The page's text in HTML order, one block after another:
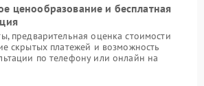
ценообразование и бесплатная
предварительная оценка стоимости
скрытых платежей и возможность
по телефону или онлайн на